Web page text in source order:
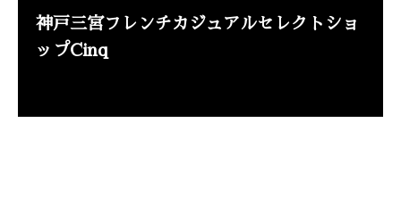
神戸三宮フレンチカジュアルセレクトショ
ップCinq